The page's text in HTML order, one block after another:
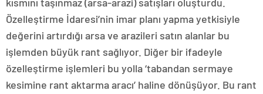
Özelleştirme İdaresi’nin imar planı yapma yetkisiyle
değerini artırdığı arsa ve arazileri satın alanlar bu
işlemden büyük rant sağlıyor. Diğer bir ifadeyle
özelleştirme işlemleri bu yolla ‘tabandan sermaye
kesimine rant aktarma aracı’ haline dönüşüyor. Bu rant